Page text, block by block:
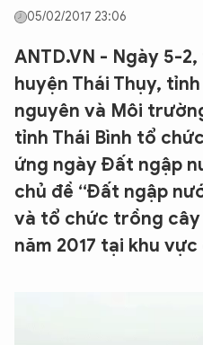
05/02/2017 23:06
ANTD.VN - Ngày 5-
huyện Thái Thụy,
nguyên và Môi
tỉnh Thái Bình tổ
ứng ngày Đất ngập
chủ đề “Đất ngập
và tổ chức trồng cây
năm 2017 tại khu